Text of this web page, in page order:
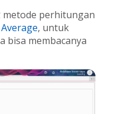
metode perhitungan
Average, untuk
bisa membacanya